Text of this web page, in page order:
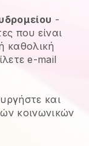
-
που είναι
καθολική
e-mail
και
κοινωνικών